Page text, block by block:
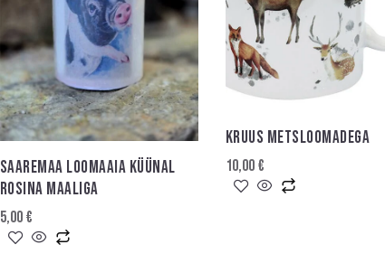
SAAREMAA LOOMAAIA KÜÜNAL
ROSINA MAALIGA
5,00€
KRUUS METSLOOMADEGA
10,00€